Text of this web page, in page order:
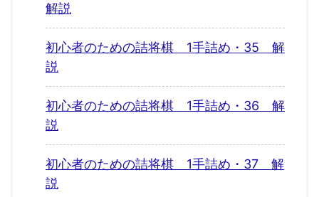
解説
初心者のための詰将棋 1手詰め・35 解
説
初心者のための詰将棋 1手詰め・36 解
説
初心者のための詰将棋 1手詰め・37 解
説